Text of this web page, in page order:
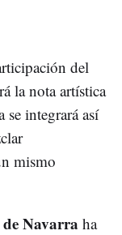
del
la nota artística
se integrará así
mismo
Navarra ha